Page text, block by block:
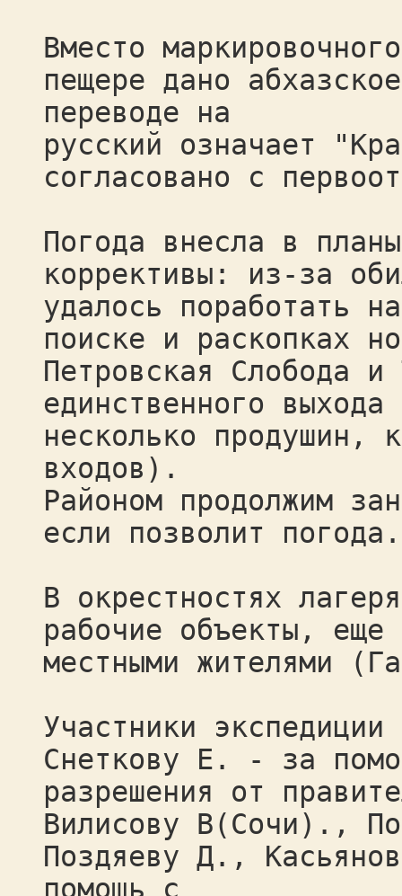
Вместо
пещере дано
переводе на
русский означает
согласовано с
Погода внесла в
коррективы: из-за
удалось поработать на
поиске и раскопках
Петровская Слобода
единственного
несколько продушин,
входов).
Районом продолжим
если позволит погода.
В окрестностях
рабочие объекты, еще
местными жителями
Участники
Снеткову Е. - за
разрешения от
Вилисову В(Сочи).,
Поздяеву Д.,
помощь с